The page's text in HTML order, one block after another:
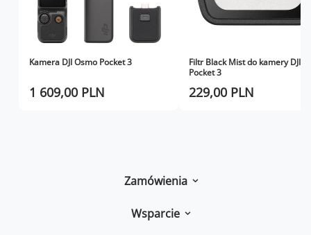
Kamera DJI Osmo Pocket 3
1 609,00 PLN
Filtr Black Mist do kamery DJI
Pocket 3
229,00 PLN
Zamówienia
Wsparcie